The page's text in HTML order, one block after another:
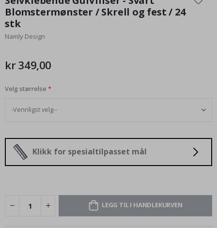
begynnelsen
av
bildegalleri
Blomstermønster / Skrell og fest / 24
stk
Namly Design
kr 349,00
Velg størrelse
Klikk for spesialtilpasset mål
LEGG TIL I HANDLEKURVEN